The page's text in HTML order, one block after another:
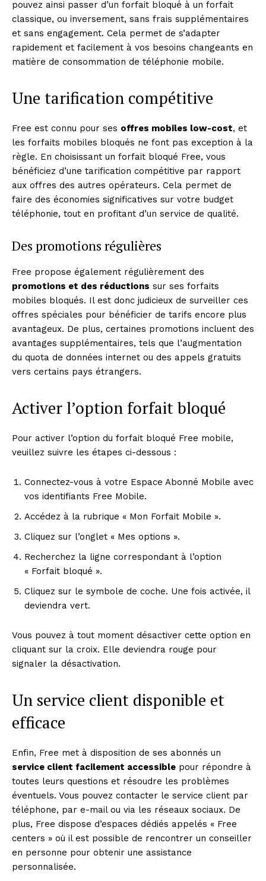
pouvez ainsi passer d’un forfait bloqué à un forfait
classique, ou inversement, sans frais supplémentaires
et sans engagement. Cela permet de s’adapter
rapidement et facilement à vos besoins changeants en
matière de consommation de téléphonie mobile.
Une tarification compétitive
Free est connu pour ses offres mobiles low-cost, et
les forfaits mobiles bloqués ne font pas exception à la
règle. En choisissant un forfait bloqué Free, vous
bénéficiez d’une tarification compétitive par rapport
aux offres des autres opérateurs. Cela permet de
faire des économies significatives sur votre budget
téléphonie, tout en profitant d’un service de qualité.
Des promotions régulières
Free propose également régulièrement des
promotions et des réductions sur ses forfaits
mobiles bloqués. Il est donc judicieux de surveiller ces
offres spéciales pour bénéficier de tarifs encore plus
avantageux. De plus, certaines promotions incluent des
avantages supplémentaires, tels que l’augmentation
du quota de données internet ou des appels gratuits
vers certains pays étrangers.
Activer l’option forfait bloqué
Pour activer l’option du forfait bloqué Free mobile,
veuillez suivre les étapes ci-dessous :
Connectez-vous à votre Espace Abonné Mobile avec
vos identifiants Free Mobile.
Accédez à la rubrique « Mon Forfait Mobile ».
Cliquez sur l’onglet « Mes options ».
Recherchez la ligne correspondant à l’option
« Forfait bloqué ».
Cliquez sur le symbole de coche. Une fois activée, il
deviendra vert.
Vous pouvez à tout moment désactiver cette option en
cliquant sur la croix. Elle deviendra rouge pour
signaler la désactivation.
Un service client disponible et
efficace
Enfin, Free met à disposition de ses abonnés un
service client facilement accessible pour répondre à
toutes leurs questions et résoudre les problèmes
éventuels. Vous pouvez contacter le service client par
téléphone, par e-mail ou via les réseaux sociaux. De
plus, Free dispose d’espaces dédiés appelés « Free
centers » où il est possible de rencontrer un conseiller
en personne pour obtenir une assistance
personnalisée.